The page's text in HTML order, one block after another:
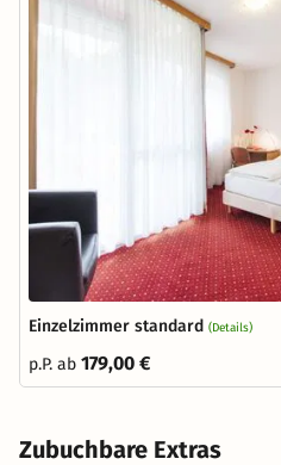
Einzelzimmer standard (Details)
p.P. ab 179,00 €
Zubuchbare Extras